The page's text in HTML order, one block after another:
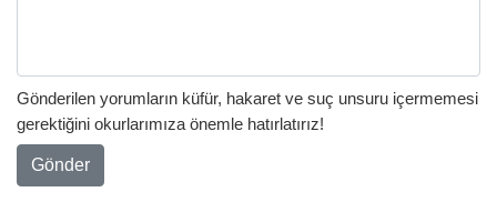
Gönderilen yorumların küfür, hakaret ve suç unsuru içermemesi
gerektiğini okurlarımıza önemle hatırlatırız!
Gönder